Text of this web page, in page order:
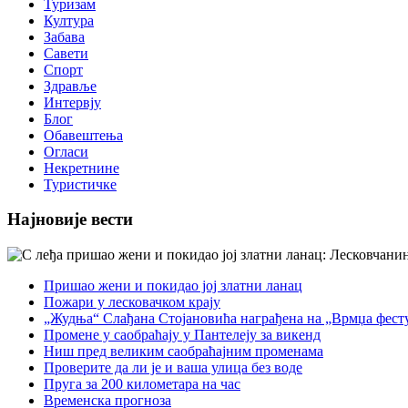
Туризам
Култура
Забава
Савети
Спорт
Здравље
Интервју
Блог
Обавештења
Огласи
Некретнине
Туристичке
Најновије вести
Пришао жени и покидао јој златни ланац
Пожари у лесковачком крају
„Жудња“ Слађана Стојановића награђена на „Врмџа
Промене у саобраћају у Пантелеју за викенд
Ниш пред великим саобраћајним променама
Проверите да ли је и ваша улица без воде
Пруга за 200 километара на час
Временска прогноза